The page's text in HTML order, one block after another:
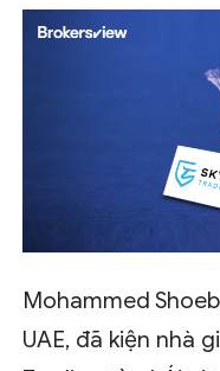
Mohammed
UAE, đã kiện nhà